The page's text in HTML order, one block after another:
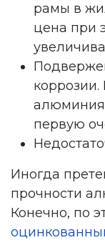
рамы в
цена при
коррозии.
алюминия
первую
Иногда
прочности
Конечно, по